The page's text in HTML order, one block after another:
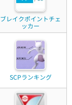
ブレイクポイントチェ
ッカー
SCPランキング